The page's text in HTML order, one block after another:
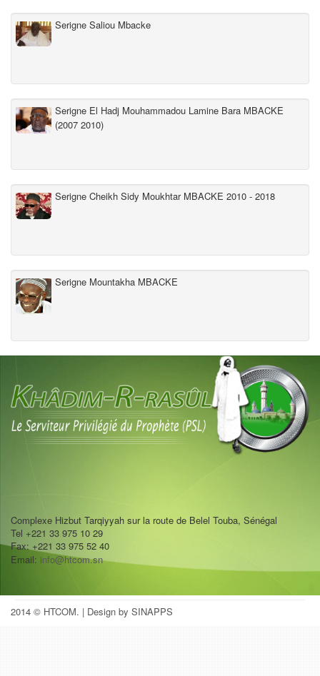
Serigne Saliou Mbacke
Serigne El Hadj Mouhammadou Lamine Bara MBACKE
(2007 2010)
Serigne Cheikh Sidy Moukhtar MBACKE 2010 - 2018
Serigne Mountakha MBACKE
Complexe Hizbut Tarqiyyah sur la route de Belel Touba, Sénégal
Tel +221 33 975 10 29
Fax: +221 33 975 52 40
Email: info@htcom.sn
2014 © HTCOM. | Design by SINAPPS